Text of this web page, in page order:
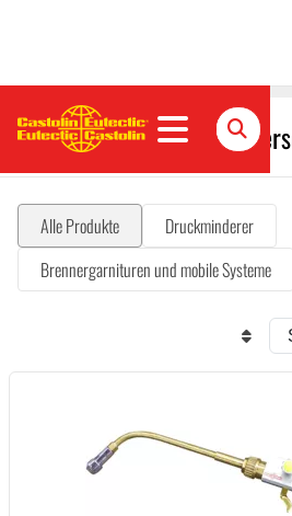
Autogentechnik und
Alle Produkte
Druckminderer
Brennergarnituren und mobile Systeme